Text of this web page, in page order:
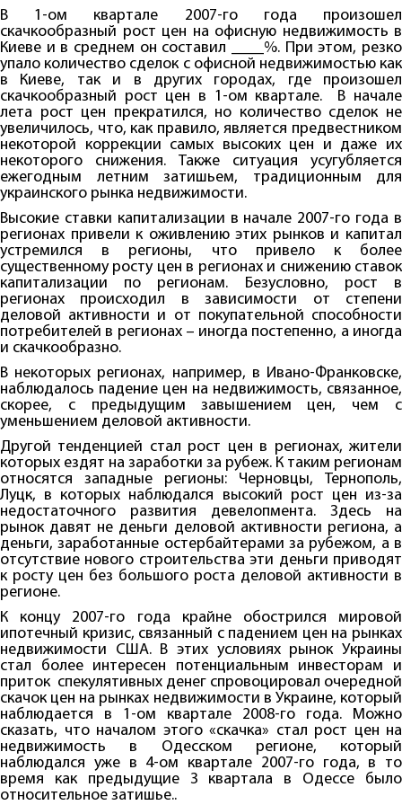
В 1-ом квартале 2007-го года произошел
скачкообразный рост цен на офисную недвижимость в
Киеве и в среднем он составил ____%. При этом, резко
упало количество сделок с офисной недвижимостью как
в Киеве, так и в других городах, где произошел
скачкообразный рост цен в 1-ом квартале. В начале
лета рост цен прекратился, но количество сделок не
увеличилось, что, как правило, является предвестником
некоторой коррекции самых высоких цен и даже их
некоторого снижения. Также ситуация усугубляется
ежегодным летним затишьем, традиционным для
украинского рынка недвижимости.
Высокие ставки капитализации в начале 2007-го года в
регионах привели к оживлению этих рынков и капитал
устремился в регионы, что привело к более
существенному росту цен в регионах и снижению ставок
капитализации по регионам. Безусловно, рост в
регионах происходил в зависимости от степени
деловой активности и от покупательной способности
потребителей в регионах – иногда постепенно, а иногда
и скачкообразно.
В некоторых регионах, например, в Ивано-Франковске,
наблюдалось падение цен на недвижимость, связанное,
скорее, с предыдущим завышением цен, чем с
уменьшением деловой активности.
Другой тенденцией стал рост цен в регионах, жители
которых ездят на заработки за рубеж. К таким регионам
относятся западные регионы: Черновцы, Тернополь,
Луцк, в которых наблюдался высокий рост цен из-за
недостаточного развития девелопмента. Здесь на
рынок давят не деньги деловой активности региона, а
деньги, заработанные остербайтерами за рубежом, а в
отсутствие нового строительства эти деньги приводят
к росту цен без большого роста деловой активности в
регионе.
К концу 2007-го года крайне обострился мировой
ипотечный кризис, связанный с падением цен на рынках
недвижимости США. В этих условиях рынок Украины
стал более интересен потенциальным инвесторам и
приток спекулятивных денег спровоцировал очередной
скачок цен на рынках недвижимости в Украине, который
наблюдается в 1-ом квартале 2008-го года. Можно
сказать, что началом этого «скачка» стал рост цен на
недвижимость в Одесском регионе, который
наблюдался уже в 4-ом квартале 2007-го года, в то
время как предыдущие 3 квартала в Одессе было
относительное затишье..